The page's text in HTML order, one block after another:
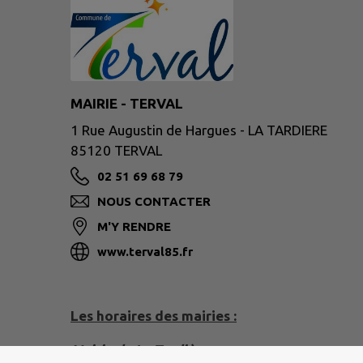
MAIRIE - TERVAL
1 Rue Augustin de Hargues - LA TARDIERE
85120 TERVAL
02 51 69 68 79
NOUS CONTACTER
M'Y RENDRE
www.terval85.fr
Les horaires des mairies :
Mairie de La Tardière